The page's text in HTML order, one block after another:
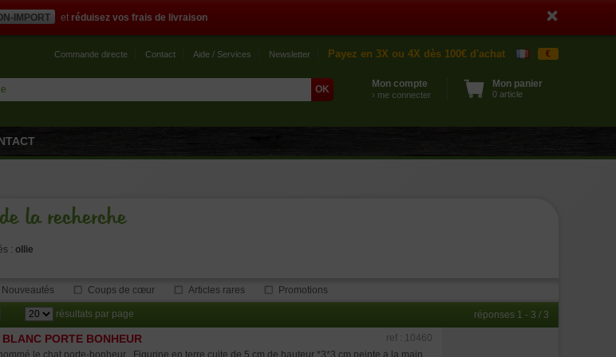
IMPORT et réduisez vos frais de livraison
Commande directe Contact Aide / Services Newsletter Payez en 3X ou 4X dès 100€ d'achat €
Mon compte
› me connecter
Mon panier
0 article
la recherche
: ollie
Nouveautés Coups de cœur Articles rares Promotions
résultats par page réponses 1 - 3 / 3
PORTE BONHEUR
ref : 10460
le chat porte-bonheur . Figurine en terre cuite de 5 cm de hauteur *3*3 cm peinte a la main